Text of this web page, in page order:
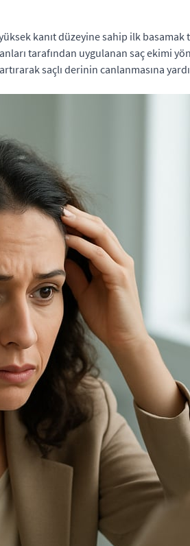
kanıt düzeyine sahip ilk
tarafından uygulanan saç ekimi
saçlı derinin canlanmasına